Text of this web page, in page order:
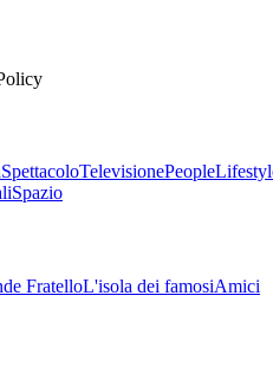
SpettacoloTelevisionePeople
Spazio
FratelloL'isola dei famosiAmici